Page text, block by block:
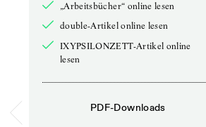
„Arbeitsbücher“ online lesen
double-Artikel online lesen
IXYPSILONZETT-Artikel online
lesen
PDF-Downloads